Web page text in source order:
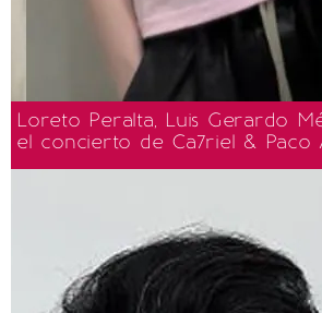
Loreto Peralta, Luis Gerardo
el concierto de Ca7riel & Paco